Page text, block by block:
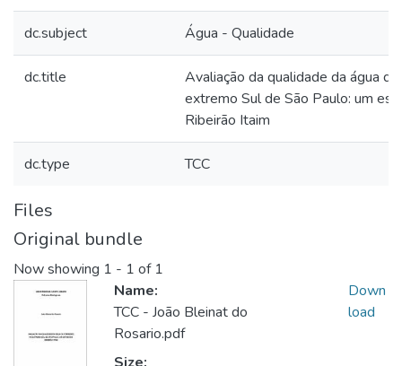
dc.subject Água - Qualidade
dc.title
Avaliação da qualidade da água
extremo Sul de São Paulo: um
Ribeirão Itaim
dc.type TCC
Files
Original bundle
Now showing 1 - 1 of 1
Name:
TCC - João Bleinat do
Rosario.pdf
Down
load